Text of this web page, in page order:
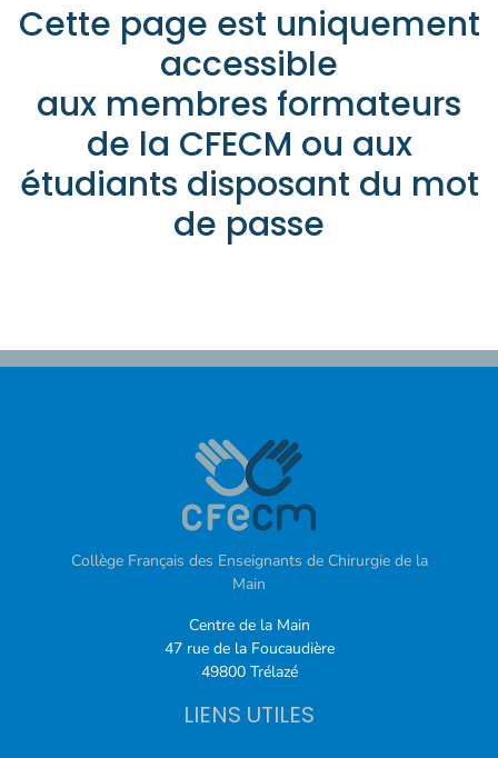
Cette page est uniquement
accessible
aux membres formateurs
de la CFECM ou aux
étudiants disposant du mot
de passe
Collège Français des Enseignants de Chirurgie de la
Main
Centre de la Main
47 rue de la Foucaudière
49800 Trélazé
LIENS UTILES